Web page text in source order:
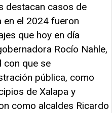
destacan casos de
en el 2024 fueron
que hoy en día
Rocío Nahle,
con que se
pública, como
de Xalapa y
como alcaldes Ricardo